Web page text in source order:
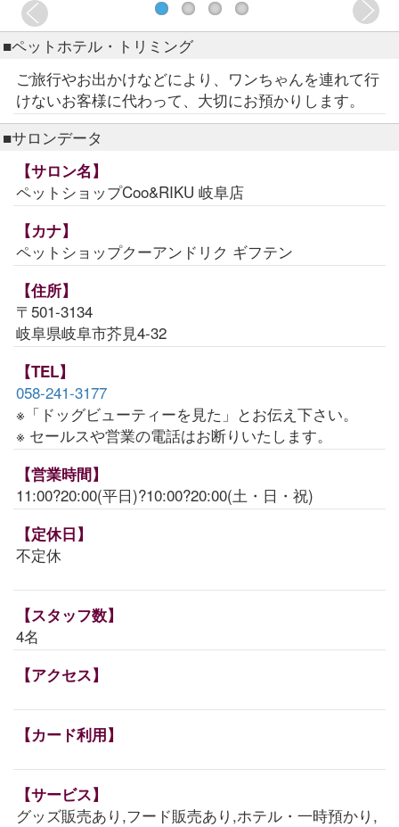
■ペットホテル・トリミング
ご旅行やお出かけなどにより、ワンちゃんを連れて行
けないお客様に代わって、大切にお預かりします。
■サロンデータ
【サロン名】
ペットショップCoo&RIKU 岐阜店
【カナ】
ペットショップクーアンドリク ギフテン
【住所】
〒501-3134
岐阜県岐阜市芥見4-32
【TEL】
058-241-3177
※「ドッグビューティーを見た」とお伝え下さい。
※ セールスや営業の電話はお断りいたします。
【営業時間】
11:00?20:00(平日)?10:00?20:00(土・日・祝)
【定休日】
不定休
【スタッフ数】
4名
【アクセス】
【カード利用】
【サービス】
グッズ販売あり,フード販売あり,ホテル・一時預かり,